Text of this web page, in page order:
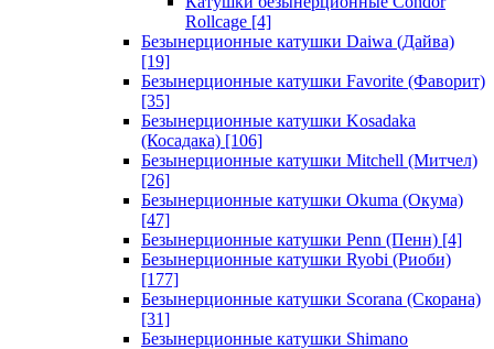
Rollcage [4]
Безынерционные катушки Daiwa (Дайва)
[19]
Безынерционные катушки Favorite (Фаворит)
[35]
Безынерционные катушки Kosadaka
(Косадака) [106]
Безынерционные катушки Mitchell (Митчел)
[26]
Безынерционные катушки Okuma (Окума)
[47]
Безынерционные катушки Penn (Пенн) [4]
Безынерционные катушки Ryobi (Риоби)
[177]
Безынерционные катушки Scorana (Скорана)
[31]
Безынерционные катушки Shimano